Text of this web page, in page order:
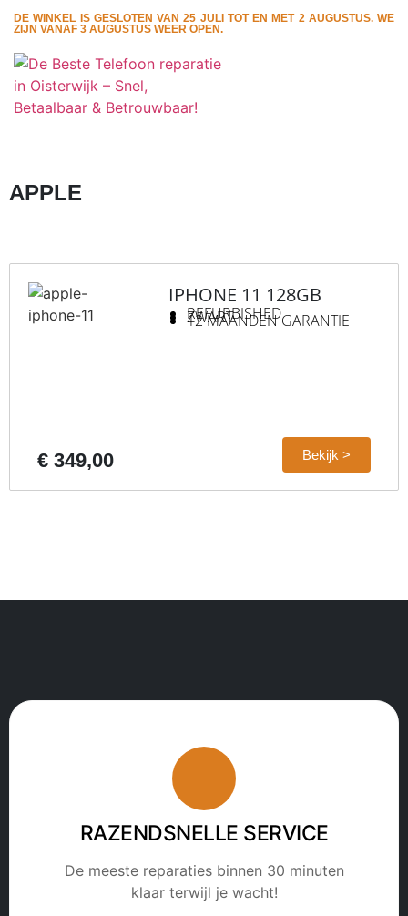
DE WINKEL IS GESLOTEN VAN 25 JULI TOT EN MET 2 AUGUSTUS. WE
ZIJN VANAF 3 AUGUSTUS WEER OPEN.
APPLE
IPHONE 11 128GB
REFURBISHED
ZWART
12 MAANDEN GARANTIE
€ 349,00 Bekijk >
RAZENDSNELLE SERVICE
De meeste reparaties binnen 30 minuten
klaar terwijl je wacht!